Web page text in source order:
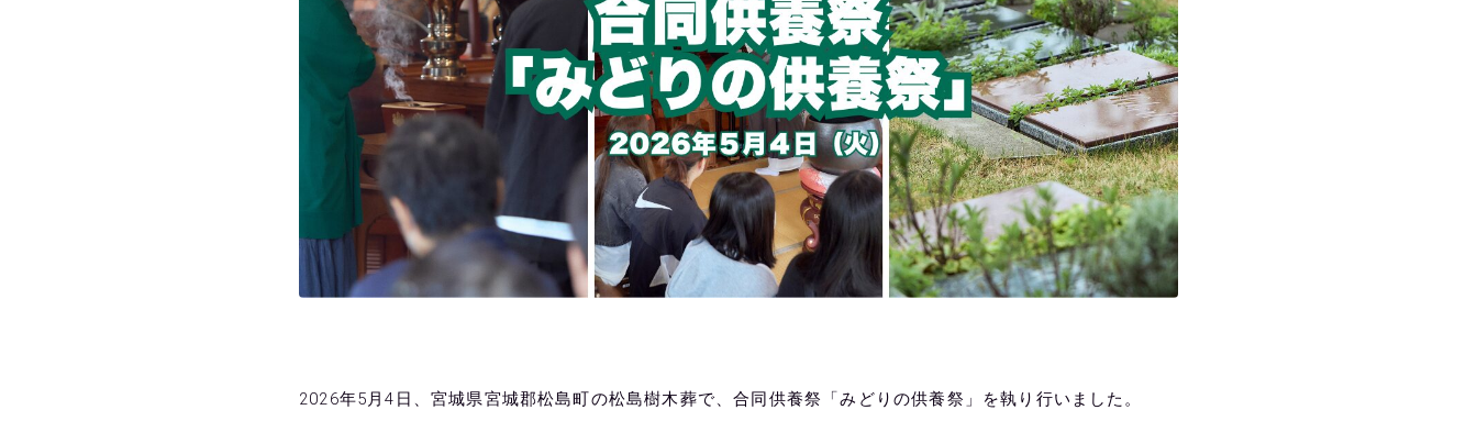
2026年5月4日、宮城県宮城郡松島町の松島樹木葬で、合同供養祭「みどりの供養祭」を執り行いました。